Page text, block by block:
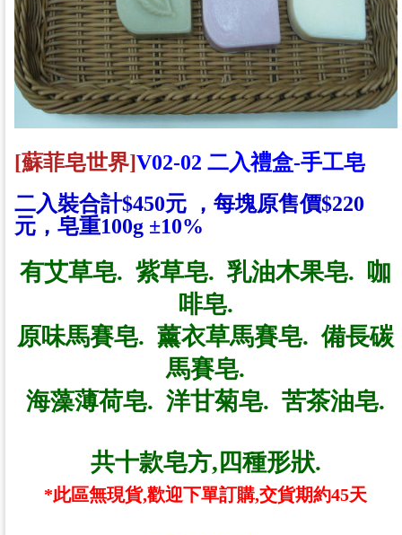
[蘇菲皂世界]V02-02 二入禮盒-手工皂
二入裝合計$450元 ，每塊原售價$220
元，皂重100g ±10%
有艾草皂. 紫草皂. 乳油木果皂. 咖
啡皂.
原味馬賽皂. 薰衣草馬賽皂. 備長碳
馬賽皂.
海藻薄荷皂. 洋甘菊皂. 苦茶油皂.
共十款皂方,四種形狀.
*此區無現貨,歡迎下單訂購,交貨期約45天